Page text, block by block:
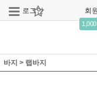
로그인 회
바지 > 랩바지